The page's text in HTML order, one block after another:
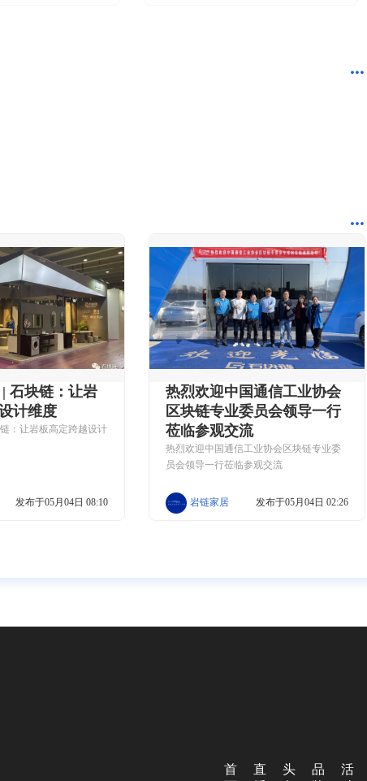
石块链：让岩
计维度
：让岩板高定跨越设计
发布于05月04日 08:10
热烈欢迎中国通信工业协会
区块链专业委员会领导一行
莅临参观交流
热烈欢迎中国通信工业协会区块链专业委
员会领导一行莅临参观交流
岩链家居 发布于05月04日 02:26
首
直
头
品
活